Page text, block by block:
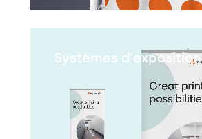
Systèmes d'exposition